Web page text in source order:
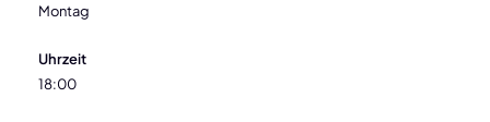
Montag
Uhrzeit
18:00